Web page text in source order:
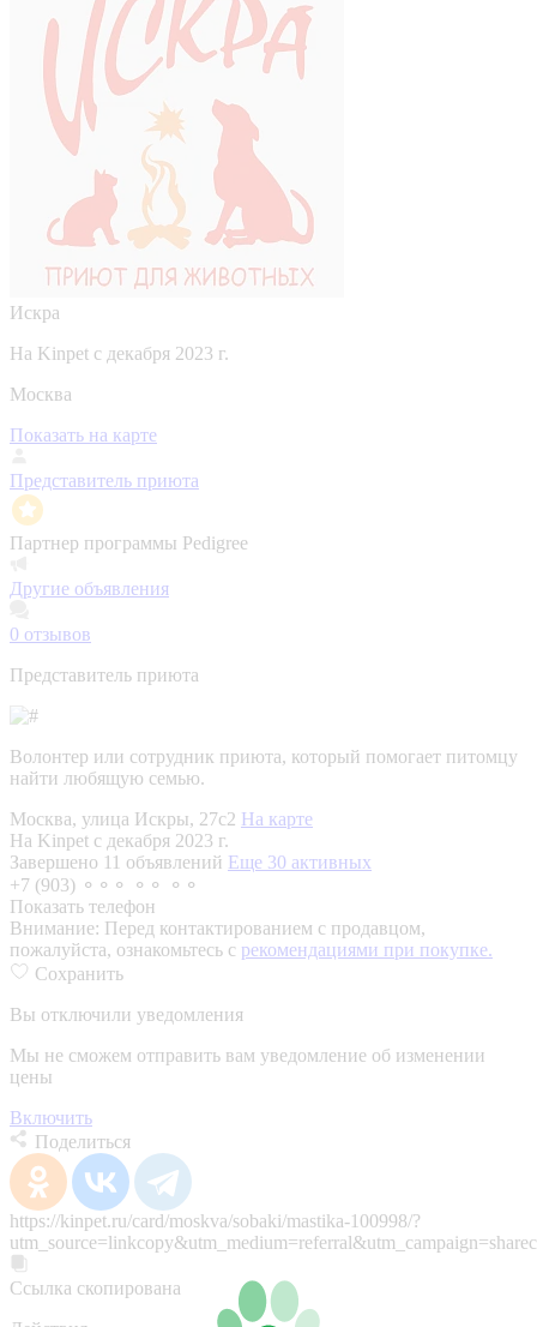
Искра
На Kinpet c декабря 2023 г.
Москва
Показать на карте
Представитель приюта
Партнер программы Pedigree
Другие объявления
0 отзывов
Представитель приюта
Волонтер или сотрудник приюта, который помогает питомцу
найти любящую семью.
Москва, улица Искры, 27с2 На карте
На Kinpet c декабря 2023 г.
Завершено 11 объявлений Еще 30 активных
+7 (903) ⚬⚬⚬ ⚬⚬ ⚬⚬
Показать телефон
Внимание: Перед контактированием с продавцом,
пожалуйста, ознакомьтесь с рекомендациями при покупке.
Сохранить
Вы отключили уведомления
Мы не сможем отправить вам уведомление об изменении
цены
Включить
Поделиться
https://kinpet.ru/card/moskva/sobaki/mastika-100998/?
Ссылка скопирована